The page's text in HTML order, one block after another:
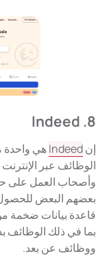
8. Indeed
إنIndeedهي واحدة
الوظائف عبر
وأصحاب العمل على
قاعدة بيانات ضخمة
بما في ذلك الوظائف
ووظائف عن بعد.